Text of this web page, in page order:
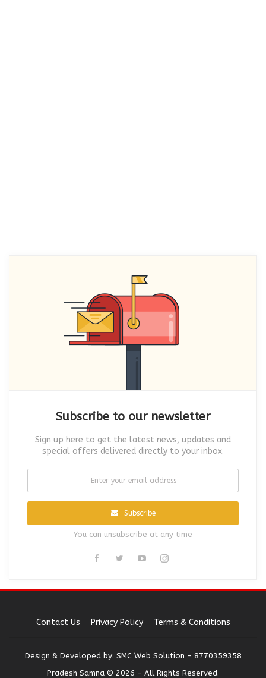
Subscribe to our newsletter
Sign up here to get the latest news, updates and
special offers delivered directly to your inbox.
Subscribe
You can unsubscribe at any time
Contact Us Privacy Policy Terms & Conditions
Design & Developed by: SMC Web Solution - 8770359358
Pradesh Samna © 2026 - All Rights Reserved.